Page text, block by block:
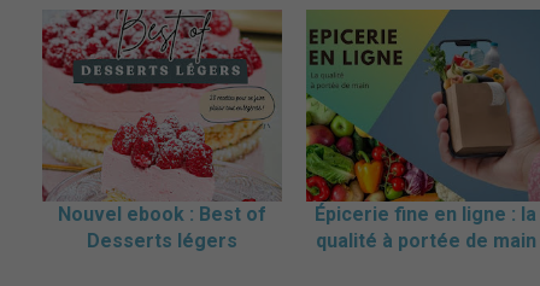
Nouvel ebook : Best of
Desserts légers
Épicerie fine en ligne : la
qualité à portée de main